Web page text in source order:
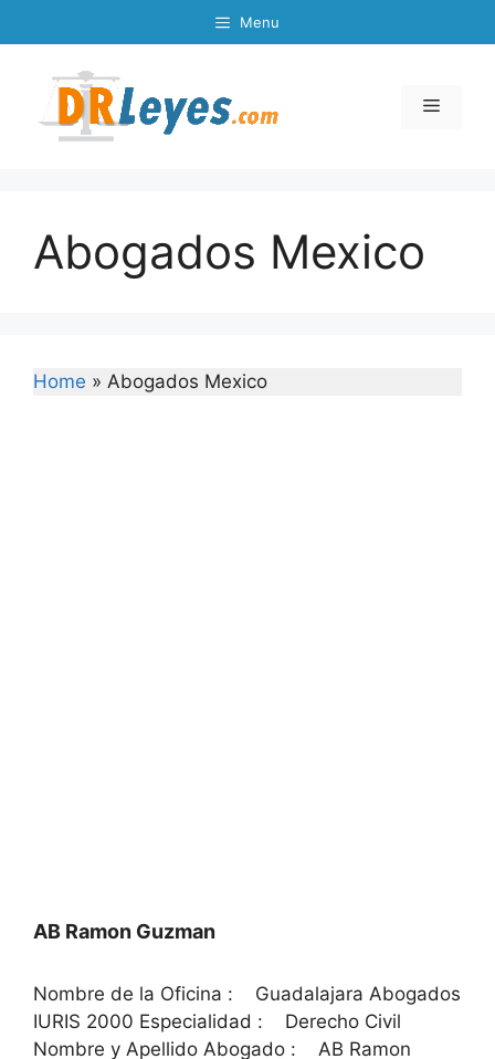
to
Menu
Menu
Abogados Mexico
Home » Abogados Mexico
AB Ramon Guzman
Nombre de la Oficina : Guadalajara Abogados
IURIS 2000 Especialidad : Derecho Civil
Nombre y Apellido Abogado : AB Ramon